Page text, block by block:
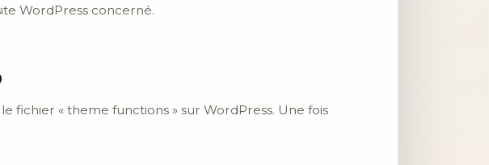
WordPress concerné.
fichier « theme functions » sur WordPress. Une fois